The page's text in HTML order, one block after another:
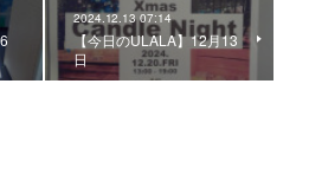
2024.12.13 07:14
【今日のULALA】12月13
日